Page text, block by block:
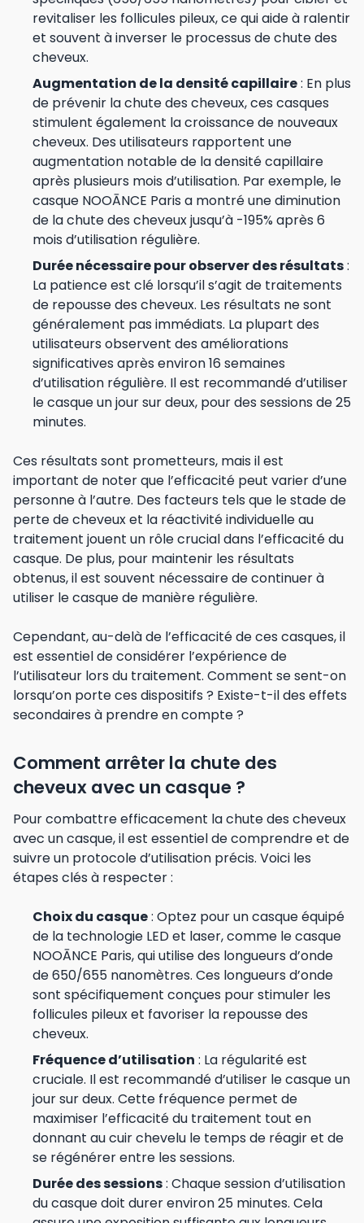
revitaliser les follicules pileux, ce qui aide à ralentir
et souvent à inverser le processus de chute des
cheveux.
Augmentation de la densité capillaire: En plus
de prévenir la chute des cheveux, ces casques
stimulent également la croissance de nouveaux
cheveux. Des utilisateurs rapportent une
augmentation notable de la densité capillaire
après plusieurs mois d’utilisation. Par exemple, le
casque NOOĀNCE Paris a montré une diminution
de la chute des cheveux jusqu’à -195% après 6
mois d’utilisation régulière.
Durée nécessaire pour observer des résultats:
La patience est clé lorsqu’il s’agit de traitements
de repousse des cheveux. Les résultats ne sont
généralement pas immédiats. La plupart des
utilisateurs observent des améliorations
significatives après environ 16 semaines
d’utilisation régulière. Il est recommandé d’utiliser
le casque un jour sur deux, pour des sessions de 25
minutes.
Ces résultats sont prometteurs, mais il est
important de noter que l’efficacité peut varier d’une
personne à l’autre. Des facteurs tels que le stade de
perte de cheveux et la réactivité individuelle au
traitement jouent un rôle crucial dans l’efficacité du
casque. De plus, pour maintenir les résultats
obtenus, il est souvent nécessaire de continuer à
utiliser le casque de manière régulière.
Cependant, au-delà de l’efficacité de ces casques, il
est essentiel de considérer l’expérience de
l’utilisateur lors du traitement. Comment se sent-on
lorsqu’on porte ces dispositifs ? Existe-t-il des effets
secondaires à prendre en compte ?
Comment arrêter la chute des
cheveux avec un casque ?
Pour combattre efficacement la chute des cheveux
avec un casque, il est essentiel de comprendre et de
suivre un protocole d’utilisation précis. Voici les
étapes clés à respecter :
Choix du casque: Optez pour un casque équipé
de la technologie LED et laser, comme le casque
NOOĀNCE Paris, qui utilise des longueurs d’onde
de 650/655 nanomètres. Ces longueurs d’onde
sont spécifiquement conçues pour stimuler les
follicules pileux et favoriser la repousse des
cheveux.
Fréquence d’utilisation : La régularité est
cruciale. Il est recommandé d’utiliser le casque un
jour sur deux. Cette fréquence permet de
maximiser l’efficacité du traitement tout en
donnant au cuir chevelu le temps de réagir et de
se régénérer entre les sessions.
Durée des sessions: Chaque session d’utilisation
du casque doit durer environ 25 minutes. Cela